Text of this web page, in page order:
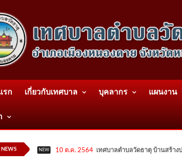
รก เกี่ยวกับเทศบาล บุคลากร แผนงาน
NEWS NEW 10 ต.ค. 2564 เทศบาลตำบลวัดธาตุ บ้านสร้าง